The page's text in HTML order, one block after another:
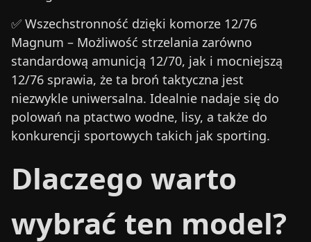
✅ Wszechstronność dzięki komorze 12/76
Magnum – Możliwość strzelania zarówno
standardową amunicją 12/70, jak i mocniejszą
12/76 sprawia, że ta broń taktyczna jest
niezwykle uniwersalna. Idealnie nadaje się do
polowań na ptactwo wodne, lisy, a także do
konkurencji sportowych takich jak sporting.
Dlaczego warto
wybrać ten model?